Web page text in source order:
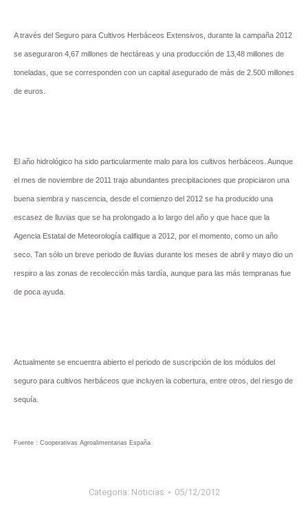
A través del Seguro para Cultivos Herbáceos Extensivos, durante la campaña 2012
se aseguraron 4,67 millones de hectáreas y una producción de 13,48 millones de
toneladas, que se corresponden con un capital asegurado de más de 2.500 millones
de euros.
El año hidrológico ha sido particularmente malo para los cultivos herbáceos. Aunque
el mes de noviembre de 2011 trajo abundantes precipitaciones que propiciaron una
buena siembra y nascencia, desde el comienzo del 2012 se ha producido una
escasez de lluvias que se ha prolongado a lo largo del año y que hace que la
Agencia Estatal de Meteorología califique a 2012, por el momento, como un año
seco. Tan sólo un breve periodo de lluvias durante los meses de abril y mayo dio un
respiro a las zonas de recolección más tardía, aunque para las más tempranas fue
de poca ayuda.
Actualmente se encuentra abierto el periodo de suscripción de los módulos del
seguro para cultivos herbáceos que incluyen la cobertura, entre otros, del riesgo de
sequía.
Fuente : Cooperativas Agroalimentarias España
Categoria: Noticias 05/12/2012